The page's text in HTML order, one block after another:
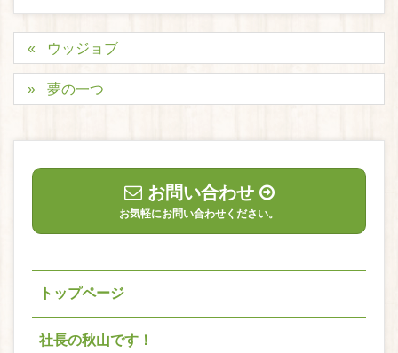
ウッジョブ
夢の一つ
お問い合わせ
お気軽にお問い合わせください。
トップページ
社長の秋山です！